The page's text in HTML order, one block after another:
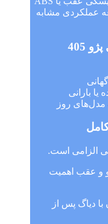
عملکردی مشابه
بارانی
مدل‌های روز
الزامی است.
و عقب اهمیت
دیاگ پس از